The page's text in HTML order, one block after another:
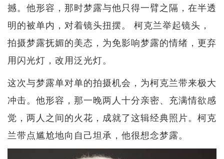
撼。他形容，那时梦露与他只得一臂之隔，在半透
明的被单内，对着镜头扭摆。 柯克兰举起镜头，
拍摄梦露抚媚的美态，为免影响梦露的情绪，更弃
用闪光灯，改用泛光灯。
这次与梦露单对单的拍摄机会，为柯克兰带来极大
冲击。他形容，那一晚两人十分亲密、充满情欲感
觉，两人之间的火花，成就了这辑经典照片。柯克
兰带点尴尬地向自己坦承，他很想念梦露。